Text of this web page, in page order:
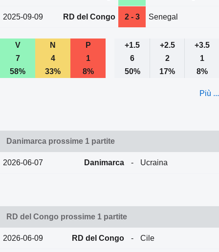
2025-09-09 RD del Congo 2 - 3 Senegal
V N P +1.5 +2.5
+3.5
7
4 1 6 2
1
58%
33% 8% 50% 17% 8%
Più ...
Danimarca prossime 1 partite
2026-06-07 Danimarca - Ucraina
RD del Congo prossime 1 partite
2026-06-09 RD del Congo - Cile